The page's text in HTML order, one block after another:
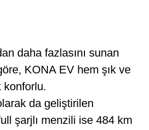
daha fazlasını sunan
KONA EV hem şık ve
konforlu.
da geliştirilen
şarjlı menzili ise 484 km